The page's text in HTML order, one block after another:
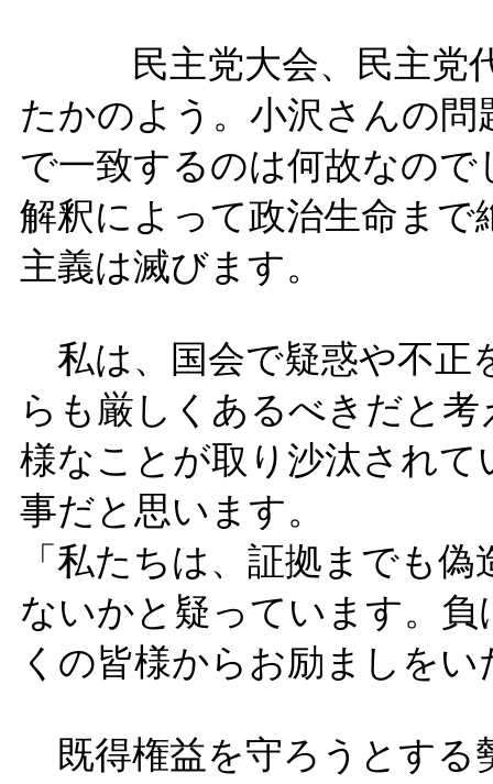
民主党大会、民主党代
たかのよう。小沢さんの
で一致するのは何故なの
解釈によって政治生命ま
主義は滅びます。
私は、国会で疑惑や不正
らも厳しくあるべきだと
様なことが取り沙汰され
事だと思います。
「私たちは、証拠までも
ないかと疑っています。
くの皆様からお励ましを
既得権益を守ろうとする